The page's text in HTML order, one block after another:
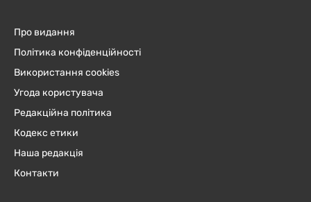
Про видання
Політика конфіденційності
Використання cookies
Угода користувача
Редакційна політика
Кодекс етики
Наша редакція
Контакти